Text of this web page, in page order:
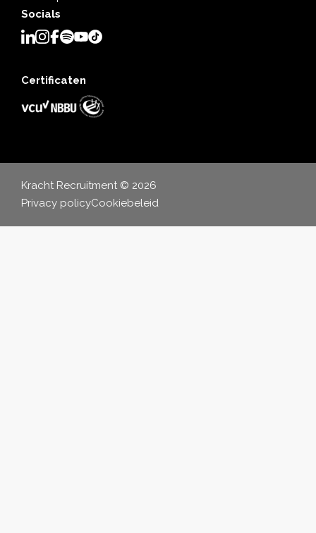
Socials
Certificaten
Kracht Recruitment © 2026
Privacy policyCookiebeleid